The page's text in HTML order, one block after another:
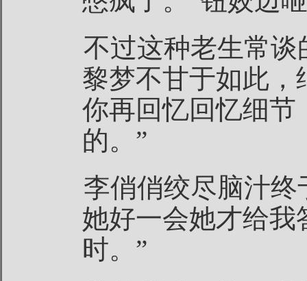
不过这种老生常
黎梦不甘于如此，
你再回忆回忆细节
的。”
李俏俏绞尽脑汁
她好一会她才给我
时。”